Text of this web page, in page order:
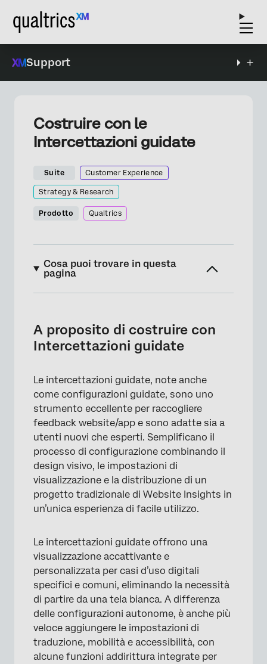
Support
Costruire con le
Intercettazioni guidate
Suite Customer Experience
Strategy & Research
Prodotto Qualtrics
Cosa puoi trovare in questa
pagina
Lista delle intercettazioni guidate
intercettazioni guidate
Creazione di Intercettazioni Guidate
Localizzazione delle intercettazioni guidate
in un progetto
Visualizzazione delle statistiche per le
intercettazioni guidate
Importazione di dettagli da un’altra
intercettazioni guidata
Editor di intercettazioni guidate vs. Editor di
intercettazioni. Intercettazioni guidate
Approvazioni
FAQs
A proposito di costruire con
Intercettazioni guidate
Le intercettazioni guidate, note anche
come configurazioni guidate, sono uno
strumento eccellente per raccogliere
feedback website/app e sono adatte sia a
utenti nuovi che esperti. Semplificano il
processo di configurazione combinando il
design visivo, le impostazioni di
visualizzazione e la distribuzione di un
progetto tradizionale di Website Insights in
un’unica esperienza di facile utilizzo.
Le intercettazioni guidate offrono una
visualizzazione accattivante e
personalizzata per casi d’uso digitali
specifici e comuni, eliminando la necessità
di partire da una tela bianca. A differenza
delle configurazioni autonome, è anche più
veloce aggiungere le impostazioni di
traduzione, mobilità e accessibilità, con
alcune funzioni addirittura integrate per